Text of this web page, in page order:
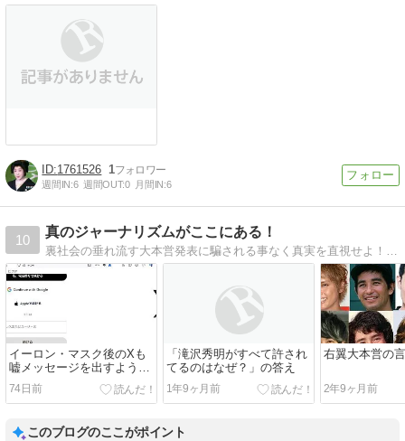
1761526 1
週間IN:6 週間OUT:0 月間IN:6
10
真のジャーナリズムがここにある！
イーロン・マスク後のXも
嘘メッセージを出すように
なった
74日前
「滝沢秀明がすべて許され
てるのはなぜ？」の答え
1年9ヶ月前
右翼大本営の
2年9ヶ月前
このブログのここがポイント